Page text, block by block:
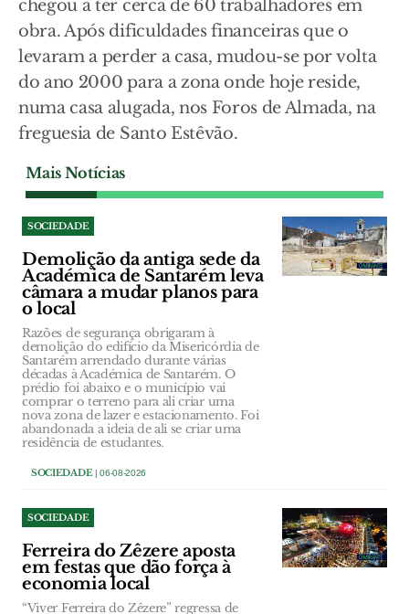
chegou a ter cerca de 60 trabalhadores em
obra. Após dificuldades financeiras que o
levaram a perder a casa, mudou-se por volta
do ano 2000 para a zona onde hoje reside,
numa casa alugada, nos Foros de Almada, na
freguesia de Santo Estêvão.
Mais Notícias
SOCIEDADE
Demolição da antiga sede da
Académica de Santarém leva
câmara a mudar planos para
o local
Razões de segurança obrigaram à
demolição do edifício da Misericórdia de
Santarém arrendado durante várias
décadas à Académica de Santarém. O
prédio foi abaixo e o município vai
comprar o terreno para ali criar uma
nova zona de lazer e estacionamento. Foi
abandonada a ideia de ali se criar uma
residência de estudantes.
SOCIEDADE| 06-08-2026
SOCIEDADE
Ferreira do Zêzere aposta
em festas que dão força à
economia local
“Viver Ferreira do Zêzere” regressa de